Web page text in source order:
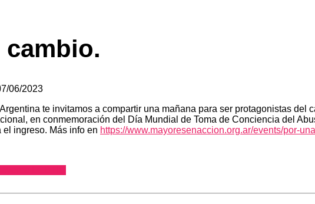
06/2023
te invitamos a compartir una mañana para ser protagonistas del
en conmemoración del Día Mundial de Toma de Conciencia del
ingreso. Más info en https://www.mayoresenaccion.org.ar/events/por-